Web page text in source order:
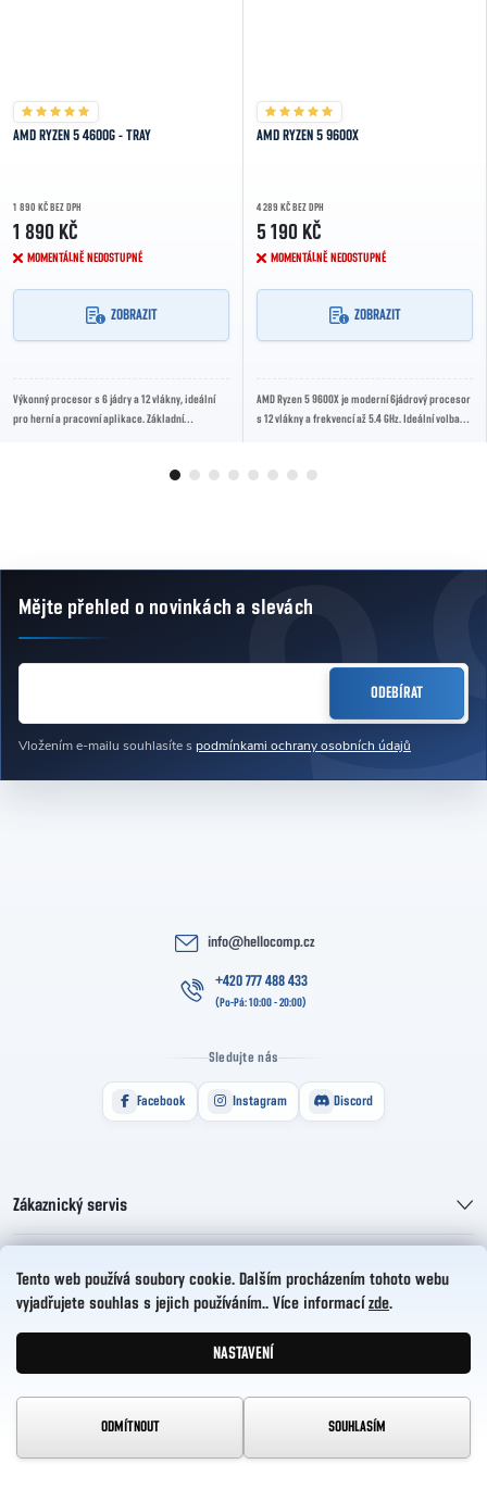
Tento web používá soubory cookie. Dalším procházením tohoto webu
vyjadřujete souhlas s jejich používáním.. Více informací zde.
NASTAVENÍ
ODMÍTNOUT SOUHLASÍM
AMD RYZEN 5 4600G - TRAY
1 890 KČ BEZ DPH
1 890 KČ
MOMENTÁLNĚ NEDOSTUPNÉ
ZOBRAZIT
Výkonný procesor s 6 jádry a 12 vlákny, ideální
pro herní a pracovní aplikace. Základní
AMD RYZEN 5 9600X
4 289 KČ BEZ DPH
5 190 KČ
MOMENTÁLNĚ NEDOSTUPNÉ
ZOBRAZIT
AMD Ryzen 5 9600X je moderní 6jádrový procesor
s 12 vlákny a frekvencí až 5.4 GHz. Ideální volba
Zápatí
Mějte přehled o novinkácha slevách
Vložením e-mailu souhlasíte s podmínkami ochrany osobních údajů
ODEBÍRAT
info@hellocomp.cz
+420 777 488 433
Sledujte nás
Facebook Instagram Discord
Zákaznický servis
Copyright 2026
. Všechna práva vyhrazena.
Upravit nastavení cookies